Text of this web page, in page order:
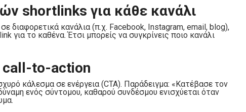
shortlinks για κάθε κανάλι
διαφορετικά κανάλια (π.χ. Facebook, Instagram, email, blog),
για το καθένα. Έτσι μπορείς να συγκρίνεις ποιο κανάλι
to-action
κάλεσμα σε ενέργεια (CTA). Παράδειγμα: «Κατέβασε τον
ενός σύντομου, καθαρού συνδέσμου ενισχύεται όταν